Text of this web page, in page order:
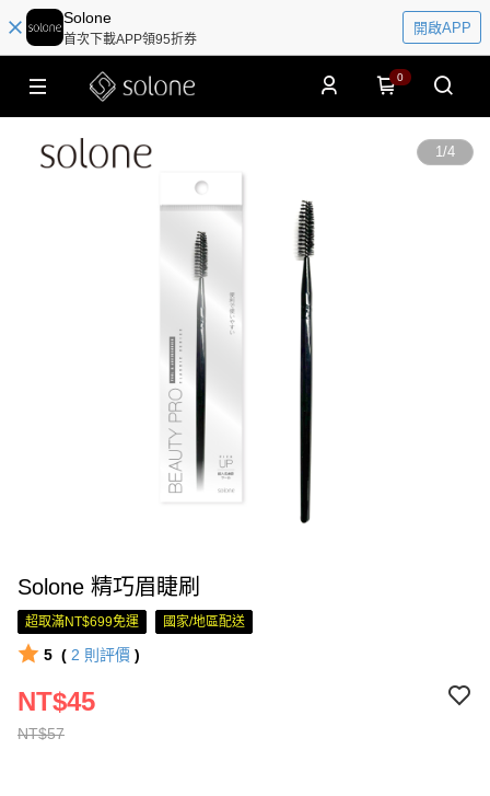
Solone
首次下載APP領95折券
開啟APP
0
1/4
Solone 精巧眉睫刷
超取滿NT$699免運 國家/地區配送
5 ( 2 則評價 )
NT$57
NT$45